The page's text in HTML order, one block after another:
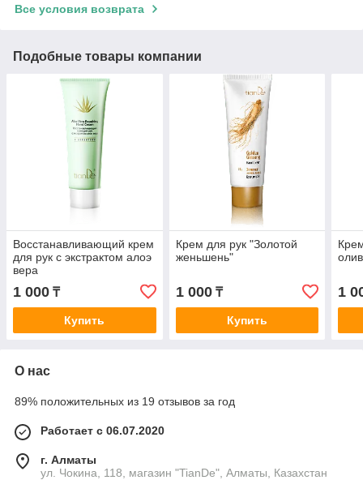
Все условия возврата
Подобные товары компании
Восстанавливающий крем
для рук с экстрактом алоэ
вера
1 000 ₸
Купить
Крем для рук "Золотой
женьшень"
1 000₸
Купить
1
О нас
89% положительных из 19 отзывов за год
Работает с 06.07.2020
г. Алматы
ул. Чокина, 118, магазин "TianDe", Алматы, Казахстан